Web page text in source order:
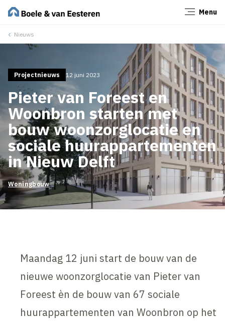
Menu
Nieuws
Projectnieuws 12 juni 2023
Pieter van Foreest en
Woonbron starten met
bouw woonzorglocatie en
sociale huurappartementen
in Nieuw Delft
Woningbouw
Maandag 12 juni start de bouw van de
nieuwe woonzorglocatie van Pieter van
Foreest èn de bouw van 67 sociale
huurappartementen van Woonbron op het
Sluiten